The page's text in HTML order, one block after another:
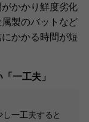
かかり鮮度劣化
製のバットなど
かかる時間が短
一工夫」
一工夫すると